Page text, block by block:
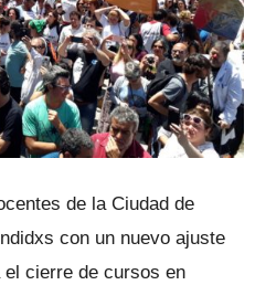
de la Ciudad de
con un nuevo ajuste
cierre de cursos en